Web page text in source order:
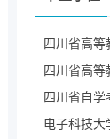
四川省高
四川省高
四川省自
电子科技大